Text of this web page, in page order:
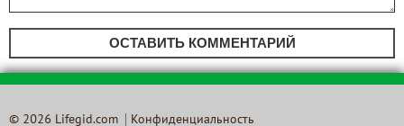
ОСТАВИТЬ КОММЕНТАРИЙ
© 2026 Lifegid.com Конфиденциальность